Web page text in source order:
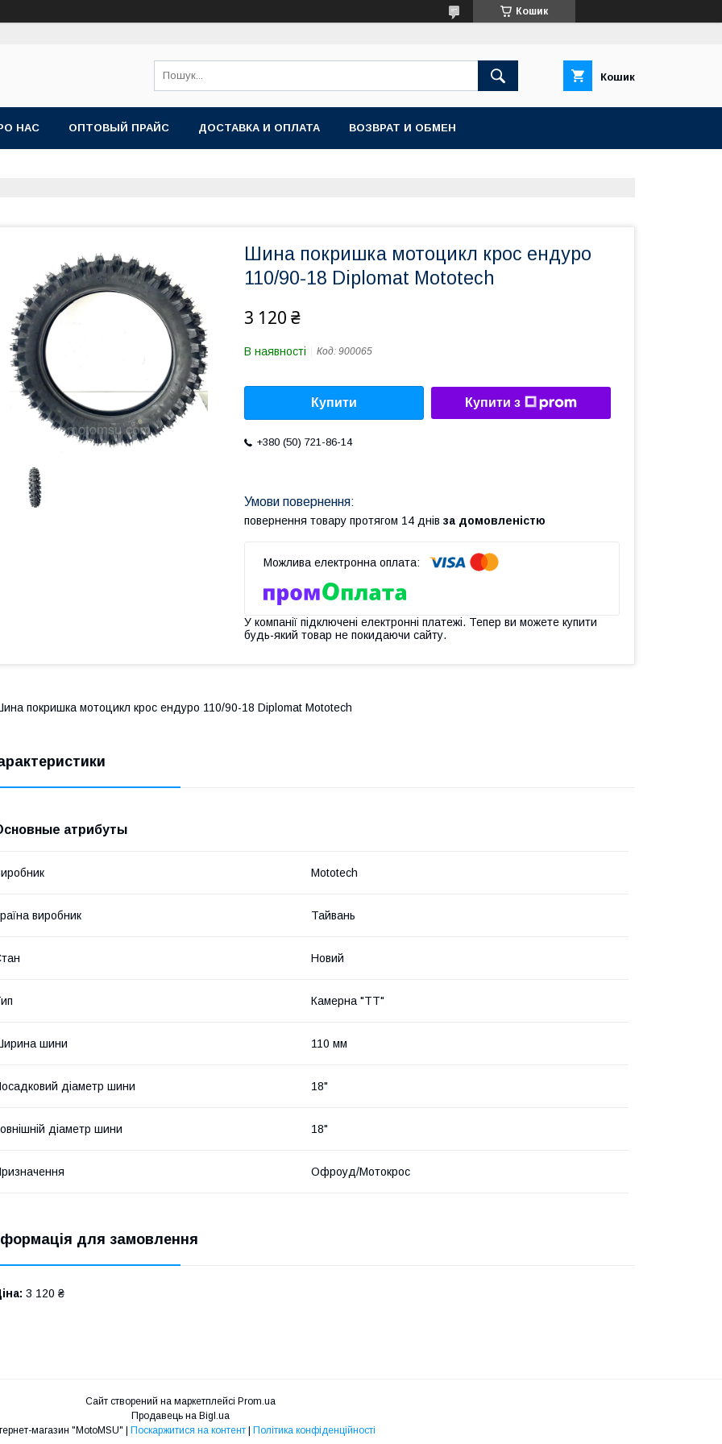
Кошик
Кошик
НАС ОПТОВЫЙ ПРАЙС ДОСТАВКА И ОПЛАТА ВОЗВРАТ И ОБМЕН
Шина покришка мотоцикл крос ендуро
110/90-18 Diplomat Mototech
3 120 ₴
В наявності Код: 900065
Купити Купити з
+380 (50) 721-86-14
повернення товару протягом 14 днів за домовленістю
У компанії підключені електронні платежі. Тепер ви можете купити
будь-який товар не покидаючи сайту.
покришка мотоцикл крос ендуро 110/90-18 Diplomat Mototech
атрибуты
Mototech
виробник Тайвань
Новий
Камерна "TT"
шини 110 мм
діаметр шини 18"
діаметр шини 18"
Офроуд/Мотокрос
для замовлення
3 120 ₴
Сайт створений на маркетплейсі Prom.ua
Продавець на Bigl.ua
Интернет-магазин "MotoMSU" | Поскаржитися на контент | Політика конфіденційності